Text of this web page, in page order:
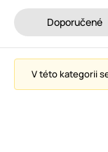
Doporučené
V této kategorii